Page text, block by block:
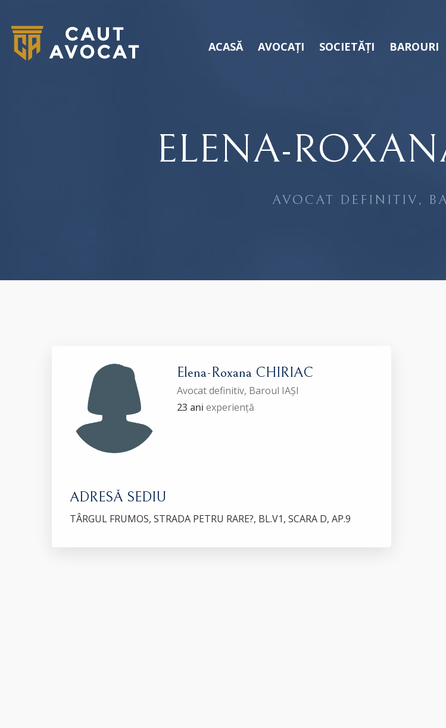
ACASĂ AVOCAȚI SOCIETĂȚI BAROURI
ELENA-
AVOCAT DEFINITIV,
Elena-Roxana CHIRIAC
Avocat definitiv, Baroul IAȘI
23 ani experiență
ADRESĂ SEDIU
TÂRGUL FRUMOS, STRADA PETRU RARE?, BL.V1, SCARA D, AP.9